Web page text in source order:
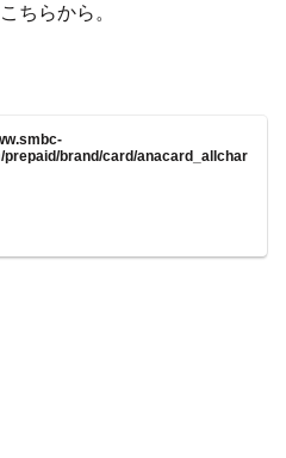
ちらから。
prepaid/brand/card/anacard_allchar